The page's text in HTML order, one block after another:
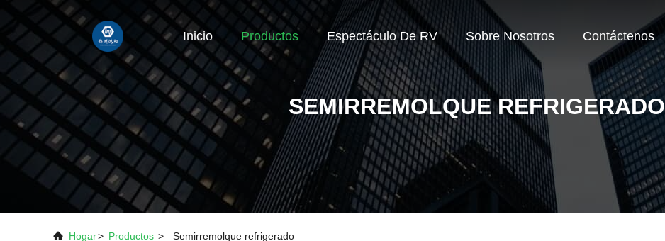
Inicio Productos Espectáculo De RV Sobre Nosotros Contáctenos
SEMIRREMOLQUE REFRIGERADO
Hogar> Productos > Semirremolque refrigerado